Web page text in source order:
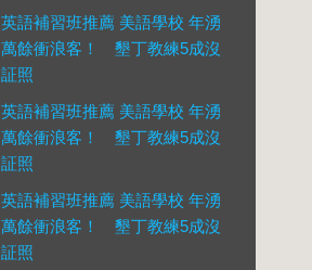
英語補習班推薦 美語學校 年湧
萬餘衝浪客！ 墾丁教練5成沒
証照
英語補習班推薦 美語學校 年湧
萬餘衝浪客！ 墾丁教練5成沒
証照
英語補習班推薦 美語學校 年湧
萬餘衝浪客！ 墾丁教練5成沒
証照